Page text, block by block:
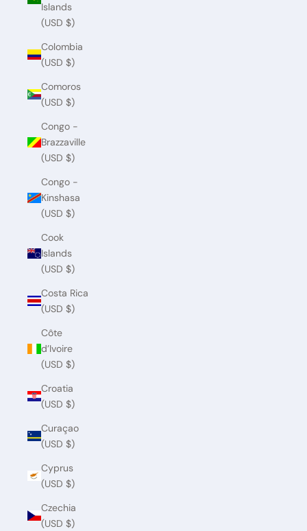
Islands
(USD $)
Colombia
(USD $)
Comoros
(USD $)
Congo -
Brazzaville
(USD $)
Congo -
Kinshasa
(USD $)
Cook
Islands
(USD $)
Costa Rica
(USD $)
Côte
d’Ivoire
(USD $)
Croatia
(USD $)
Curaçao
(USD $)
Cyprus
(USD $)
Czechia
(USD $)